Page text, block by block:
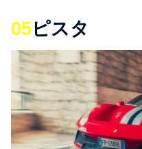
05ピスタ